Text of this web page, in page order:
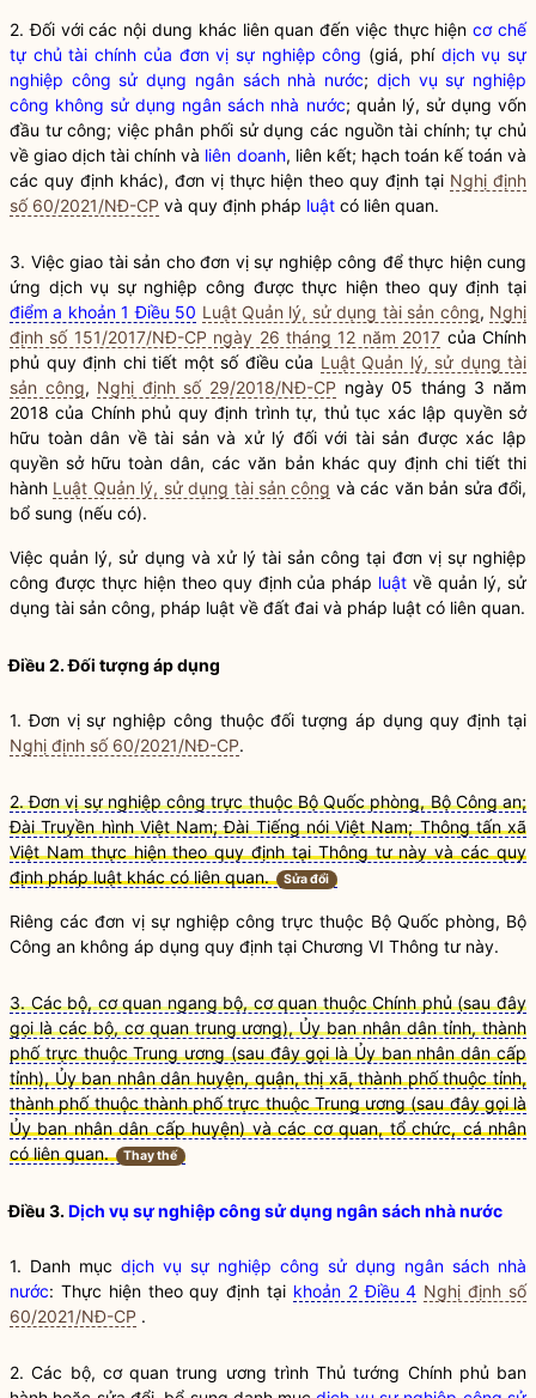
2. Đối với các nội dung khác liên quan đến việc thực hiệncơ chế
tự chủ tài chính của đơn vị sự nghiệp công (giá, phí dịch vụ sự
nghiệp công sử dụng ngân sách nhà nước; dịch vụ sự nghiệp
công không sử dụng ngân sách nhà nước; quản lý, sử dụng vốn
đầu tư công; việc phân phối sử dụng các nguồn tài chính; tự chủ
về giao dịch tài chính và liên doanh, liên kết; hạch toán kế toán và
các quy định khác), đơn vị thực hiện theo quy định tại Nghị định
số 60/2021/NĐ-CP và quy định pháp luật có liên quan.
3. Việc giao tài sản cho đơn vị sự nghiệp công để thực hiện cung
ứng dịch vụ sự nghiệp công được thực hiện theo quy định tại
điểm a khoản 1 Điều 50 Luật Quản lý, sử dụng tài sản công, Nghị
định số 151/2017/NĐ-CP ngày 26 tháng 12 năm 2017 của Chính
phủ quy định chi tiết một số điều của Luật Quản lý, sử dụng tài
sản công, Nghị định số 29/2018/NĐ-CP ngày 05 tháng 3 năm
2018 của Chính phủ quy định trình tự, thủ tục xác lập quyền sở
hữu toàn dân về tài sản và xử lý đối với tài sản được xác lập
quyền sở hữu toàn dân, các văn bản khác quy định chi tiết thi
hành Luật Quản lý, sử dụng tài sản công và các văn bản sửa đổi,
bổ sung (nếu có).
Việc quản lý, sử dụng và xử lý tài sản công tại đơn vị sự nghiệp
công được thực hiện theo quy định của pháp luật về quản lý, sử
dụng tài sản công, pháp luật về đất đai và pháp luật có liên quan.
Điều 2. Đối tượng áp dụng
1. Đơn vị sự nghiệp công thuộcđối tượng áp dụng quy định tại
Nghị định số 60/2021/NĐ-CP.
2. Đơn vị sự nghiệp công trực thuộc Bộ Quốc phòng, Bộ Công an;
Đài Truyền hình Việt Nam; Đài Tiếng nói Việt Nam; Thông tấn xã
Việt Nam thực hiện theo quy định tại Thông tư này và các quy
định pháp luật khác có liên quan.
Sửa đổi
Riêng các đơn vị sự nghiệp công trực thuộc Bộ Quốc phòng, Bộ
Công an không áp dụng quy định tại Chương VI Thông tư này.
3. Các bộ, cơ quan ngang bộ, cơ quan thuộc Chính phủ (sau đây
gọi là các bộ, cơ quan trung ương), Ủy ban nhân dân tỉnh, thành
phố trực thuộc Trung ương (sauđây gọi là Ủy ban nhân dân cấp
tỉnh), Ủy ban nhân dân huyện, quận, thị xã, thành phố thuộc tỉnh,
thành phố thuộc thành phố trực thuộc Trung ương (sau đây gọi là
Ủy ban nhân dân cấp huyện) và các cơ quan, tổ chức, cá nhân
có liên quan.
Thay thế
Điều 3.Dịch vụ sự nghiệp công sử dụng ngân sách nhà nước
1. Danh mục dịch vụ sự nghiệp công sử dụng ngân sách nhà
nước: Thực hiện theo quy định tại khoản 2 Điều 4 Nghị định số
60/2021/NĐ-CP .
2. Các bộ, cơ quan trung ương trình Thủ tướng Chính phủ ban